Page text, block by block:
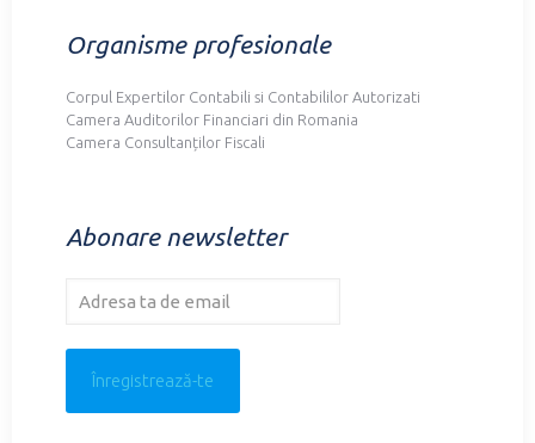
Organisme profesionale
Corpul Expertilor Contabili si Contabililor Autorizati
Camera Auditorilor Financiari din Romania
Camera Consultanților Fiscali
Abonare newsletter